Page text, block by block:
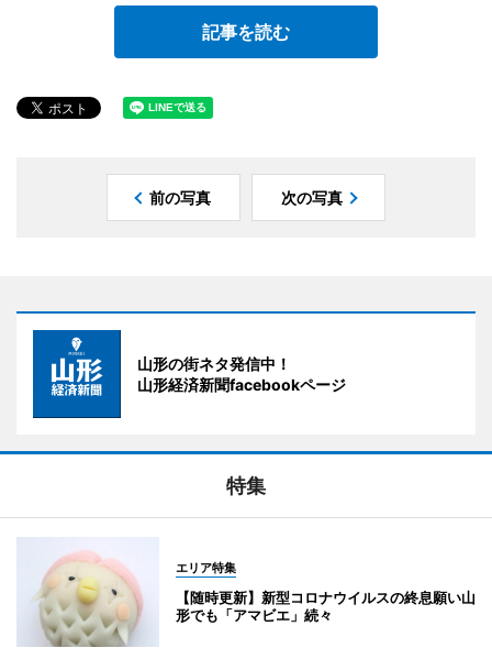
記事を読む
前の写真 次の写真
山形の街ネタ発信中！
山形経済新聞facebookページ
特集
エリア特集
【随時更新】新型コロナウイルスの終息願い山
形でも「アマビエ」続々